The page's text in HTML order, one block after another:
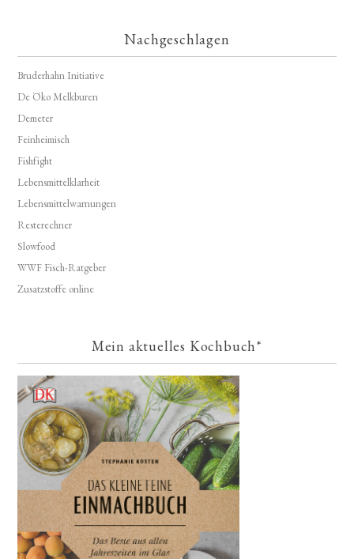
Nachgeschlagen
Bruderhahn Initiative
De Öko Melkburen
Demeter
Feinheimisch
Fishfight
Lebensmittelklarheit
Lebensmittelwarnungen
Resterechner
Slowfood
WWF Fisch-Ratgeber
Zusatzstoffe online
Mein aktuelles Kochbuch*